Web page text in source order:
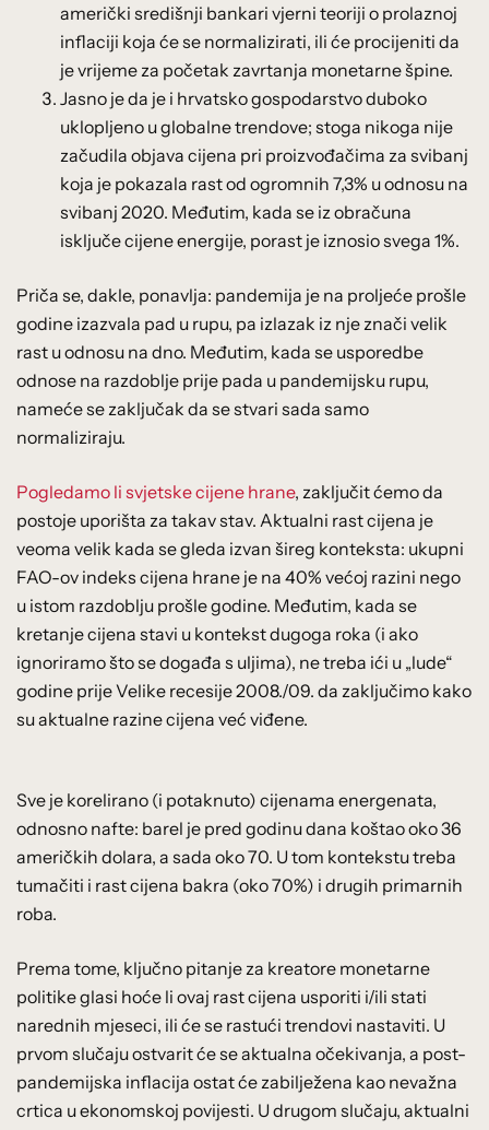
američki središnji bankari vjerni teoriji o prolaznoj
inflaciji koja će se normalizirati, ili će procijeniti da
je vrijeme za početak zavrtanja monetarne špine.
Jasno je da je i hrvatsko gospodarstvo duboko
uklopljeno u globalne trendove; stoga nikoga nije
začudila objava cijena pri proizvođačima za svibanj
koja je pokazala rast od ogromnih 7,3% u odnosu na
svibanj 2020. Međutim, kada se iz obračuna
isključe cijene energije, porast je iznosio svega 1%.
Priča se, dakle, ponavlja: pandemija je na proljeće prošle
godine izazvala pad u rupu, pa izlazak iz nje znači velik
rast u odnosu na dno. Međutim, kada se usporedbe
odnose na razdoblje prije pada u pandemijsku rupu,
nameće se zaključak da se stvari sada samo
normaliziraju.
Pogledamo li svjetske cijene hrane, zaključit ćemo da
postoje uporišta za takav stav. Aktualni rast cijena je
veoma velik kada se gleda izvan šireg konteksta: ukupni
FAO-ov indeks cijena hrane je na 40% većoj razini nego
u istom razdoblju prošle godine. Međutim, kada se
kretanje cijena stavi u kontekst dugoga roka (i ako
ignoriramo što se događa s uljima), ne treba ići u „lude“
godine prije Velike recesije 2008./09. da zaključimo kako
su aktualne razine cijena već viđene.
Sve je korelirano (i potaknuto) cijenama energenata,
odnosno nafte: barel je pred godinu dana koštao oko 36
američkih dolara, a sada oko 70. U tom kontekstu treba
tumačiti i rast cijena bakra (oko 70%) i drugih primarnih
roba.
Prema tome, ključno pitanje za kreatore monetarne
politike glasi hoće li ovaj rast cijena usporiti i/ili stati
narednih mjeseci, ili će se rastući trendovi nastaviti. U
prvom slučaju ostvarit će se aktualna očekivanja, a post-
pandemijska inflacija ostat će zabilježena kao nevažna
crtica u ekonomskoj povijesti. U drugom slučaju, aktualni